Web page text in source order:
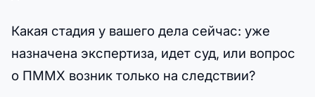
Какая стадия у вашего дела сейчас: уже
назначена экспертиза, идет суд, или вопрос
о ПММХ возник только на следствии?